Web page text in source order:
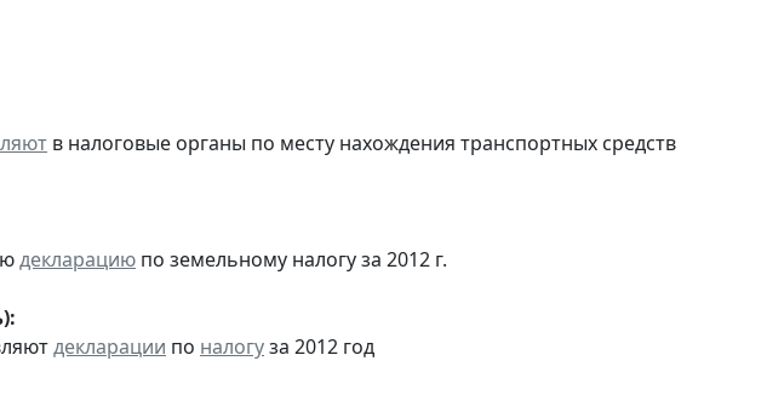
в налоговые органы по месту нахождения транспортных средств
декларацию по земельному налогу за 2012 г.
декларации по налогуза 2012 год